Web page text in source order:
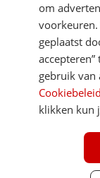
DIRECT NAAR
MEER ACSI
om
voorkeuren.
geplaatst
gebruik van
Cookiebeleid
klikken kun